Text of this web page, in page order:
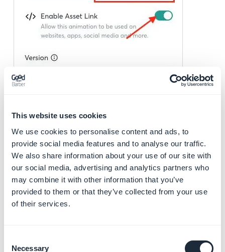
This website uses cookies
We use cookies to personalise content and ads, to
provide social media features and to analyse our traffic.
We also share information about your use of our site with
our social media, advertising and analytics partners who
may combine it with other information that you’ve
provided to them or that they’ve collected from your use
of their services.
Selection
Necessary
Arquivo JSON:
o LottieFiles)